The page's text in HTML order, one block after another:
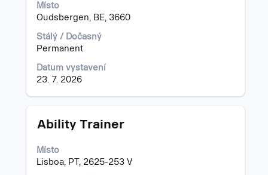
Místo
Oudsbergen, BE, 3660
Stálý / Dočasný
Permanent
Datum vystavení
23. 7. 2026
veškerých
informací
o
profesi.
Titul
Ability Trainer
Místo
Lisboa, PT, 2625-253 V
Vyberte
mezerníkem
zobrazení
veškerých
informací